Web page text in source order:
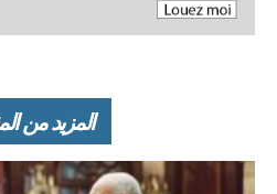
المزيد من